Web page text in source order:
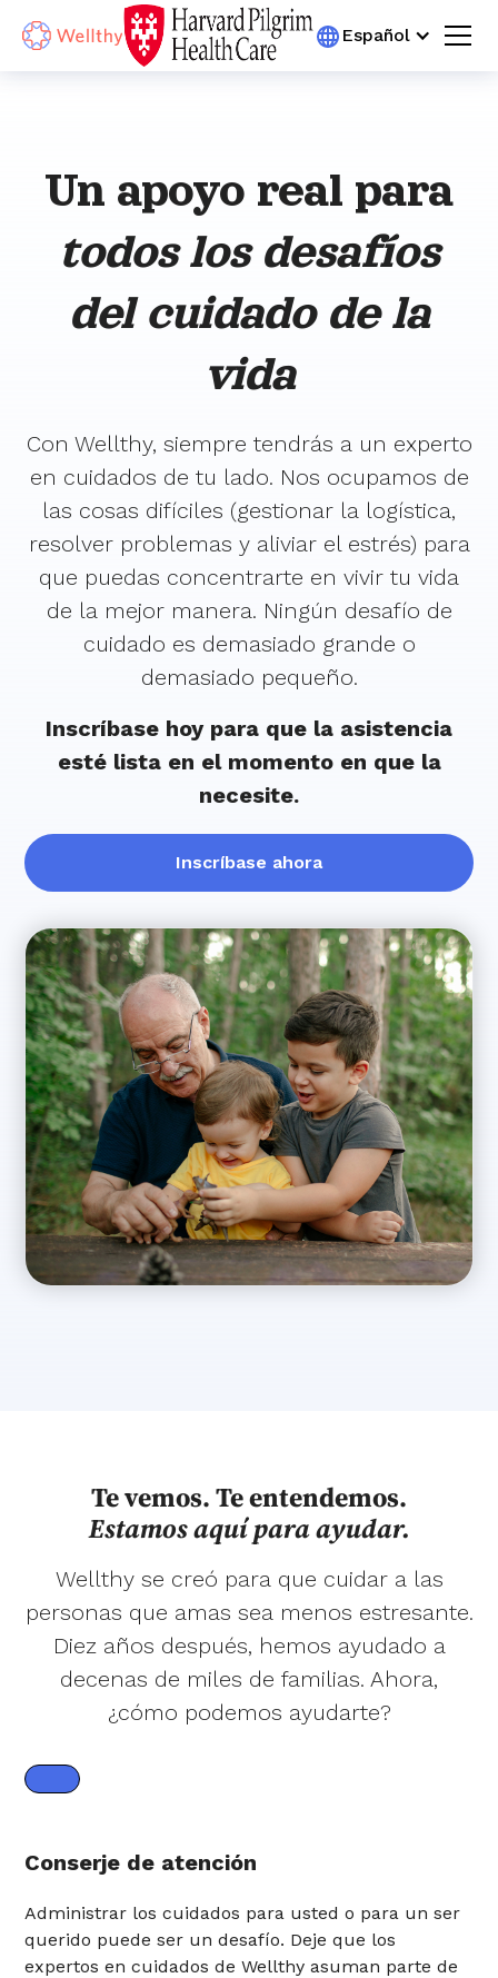
Español
Un apoyo real para
todos los desafíos
del cuidado de la
vida
Con Wellthy, siempre tendrás a un experto
en cuidados de tu lado. Nos ocupamos de
las cosas difíciles (gestionar la logística,
resolver problemas y aliviar el estrés) para
que puedas concentrarte en vivir tu vida
de la mejor manera. Ningún desafío de
cuidado es demasiado grande o
demasiado pequeño.
Inscríbase hoy para que la asistencia
esté lista en el momento en que la
necesite.
Inscríbase ahora
Te vemos. Te entendemos.
Estamos aquí para ayudar.
Wellthy se creó para que cuidar a las
personas que amas sea menos estresante.
Diez años después, hemos ayudado a
decenas de miles de familias. Ahora,
¿cómo podemos ayudarte?
Conserje de atención
Administrar los cuidados para usted o para un ser
querido puede ser un desafío. Deje que los
expertos en cuidados de Wellthy asuman parte de